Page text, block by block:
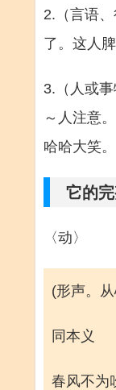
2.（言语
了。这人
3.（人或
～人注意
哈哈大笑。
它的
〈动〉
(形声。
同本义
春风不